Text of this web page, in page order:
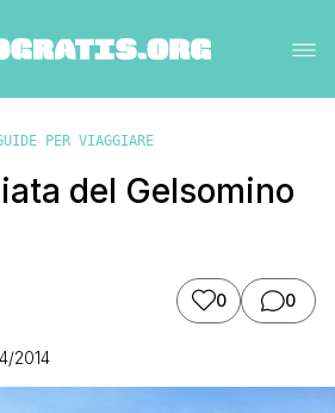
PER VIAGGIARE
del Gelsomino
0 0
2014